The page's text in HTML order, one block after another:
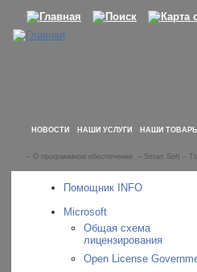
НОВОСТИ НАШИ УСЛУГИ НАШИ ТОВАРЫ
– О программном обеспечении – Smart Soft –
Помощник INFO
Microsoft
Общая схема
лицензирования
Open License